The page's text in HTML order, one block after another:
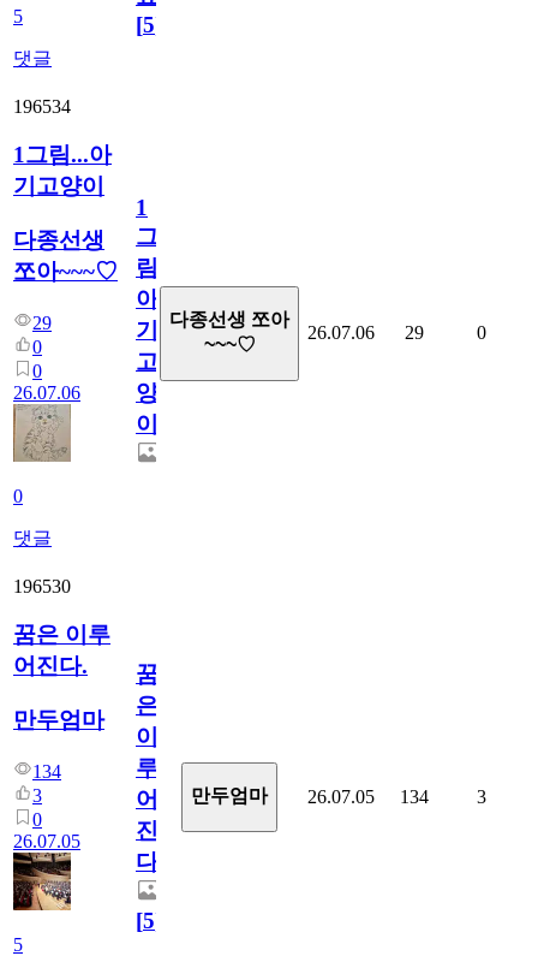
5
댓글
[5]
196534
1그림...아
기고양이
다종선생
쪼아~~~♡
29
0
0
26.07.06
0
댓글
1
그
림...
아
기
고
양
이
다종선생 쪼아
~~~♡
26.07.06 29 0
196530
꿈은 이루
어진다.
만두엄마
134
3
0
26.07.05
5
꿈
은
이
루
어
진
다.
[5]
만두엄마 26.07.05 134 3